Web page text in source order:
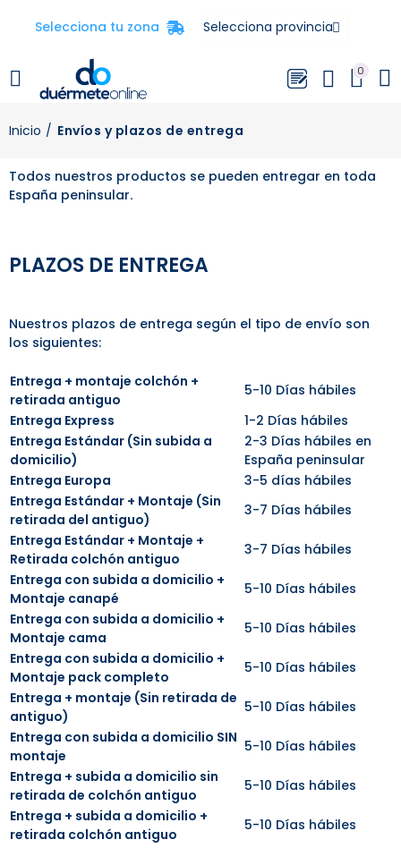
Selecciona tu zona
0
Inicio Envíos y plazos de entrega
Todos nuestros productos se pueden entregar en toda
España peninsular.
PLAZOS DE ENTREGA
Nuestros plazos de entrega según el tipo de envío son
los siguientes:
Entrega + montaje colchón +
retirada antiguo
5-10 Días hábiles
Entrega Express
1-2 Días hábiles
Entrega Estándar (Sin subida a
domicilio)
2-3 Días hábiles en
España peninsular
Entrega Europa
3-5 días hábiles
Entrega Estándar + Montaje (Sin
retirada del antiguo)
3-7 Días hábiles
Entrega Estándar + Montaje +
Retirada colchón antiguo
3-7 Días hábiles
Entrega con subida a domicilio +
Montaje canapé
5-10 Días hábiles
Entrega con subida a domicilio +
Montaje cama
5-10 Días hábiles
Entrega con subida a domicilio +
Montaje pack completo
5-10 Días hábiles
Entrega + montaje (Sin retirada de
antiguo)
5-10 Días hábiles
Entrega con subida a domicilio SIN
montaje
5-10 Días hábiles
Entrega + subida a domicilio sin
retirada de colchón antiguo
5-10 Días hábiles
Entrega + subida a domicilio +
retirada colchón antiguo
5-10 Días hábiles